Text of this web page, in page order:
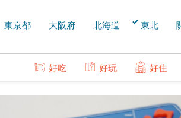
東京都 大阪府 北海道 東北
好吃 好玩 好住